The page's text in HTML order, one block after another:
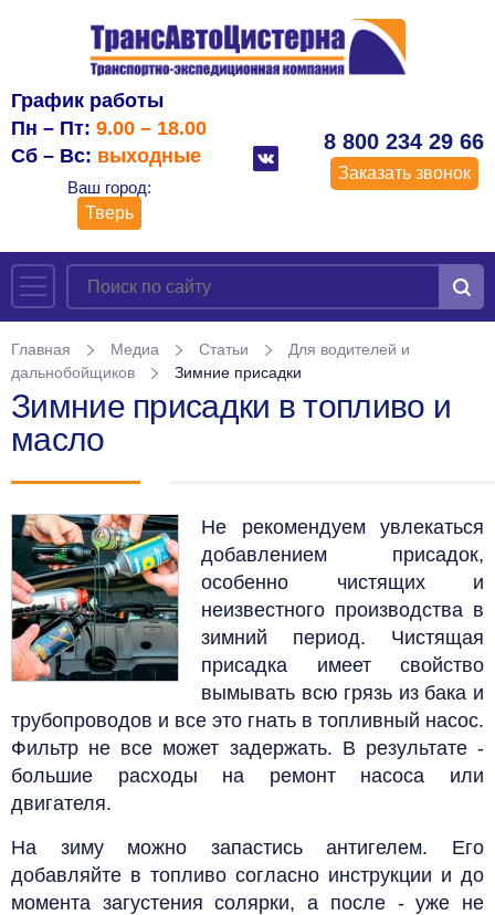
График работы
Пн – Пт: 9.00 – 18.00
Сб – Вс: выходные
Ваш город:
Тверь
8 800 234 29 66
Заказать звонок
Главная Медиа Статьи
Для водителей и
дальнобойщиков
Зимние присадки
Зимние присадки в топливо и
масло
Не рекомендуем увлекаться
добавлением присадок,
особенно чистящих и
неизвестного производства в
зимний период. Чистящая
присадка имеет свойство
вымывать всю грязь из бака и
трубопроводов и все это гнать в топливный насос.
Фильтр не все может задержать. В результате -
большие расходы на ремонт насоса или
двигателя.
На зиму можно запастись антигелем. Его
добавляйте в топливо согласно инструкции и до
момента загустения солярки, а после - уже не